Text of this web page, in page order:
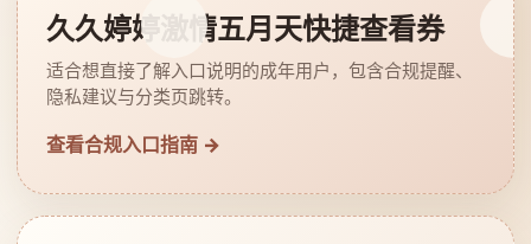
久久婷婷激情五月天快捷查看券
适合想直接了解入口说明的成年用户，包含合规提醒、
隐私建议与分类页跳转。
查看合规入口指南 →